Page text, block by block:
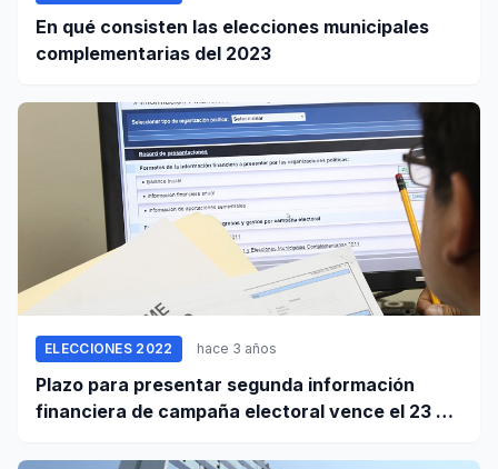
En qué consisten las elecciones municipales
complementarias del 2023
ELECCIONES 2022 hace 3 años
Plazo para presentar segunda información
financiera de campaña electoral vence el 23 de